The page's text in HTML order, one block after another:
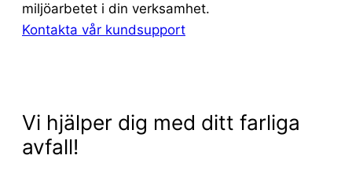
miljöarbetet i din verksamhet.
Kontakta vår kundsupport
Vi hjälper dig med ditt farliga
avfall!